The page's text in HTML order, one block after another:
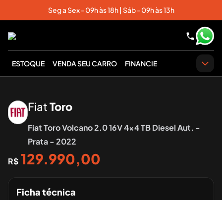
Seg a Sex - 09h às 18h | Sáb - 09h às 13h
ESTOQUE VENDA SEU CARRO FINANCIE
FiatToro
Fiat Toro Volcano 2.0 16V 4x4 TB Diesel Aut. -
Prata - 2022
R$ 129.990,00
Ficha técnica